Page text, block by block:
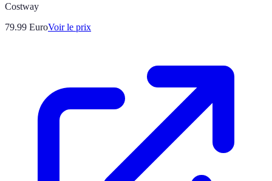
Costway
79.99 EuroVoir le prix